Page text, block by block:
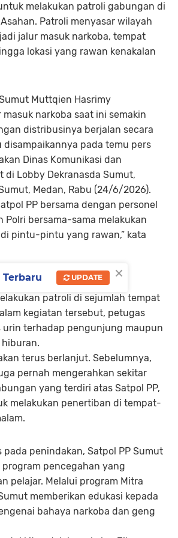
melakukan patroli gabungan di
Patroli menyasar wilayah
jalur masuk narkoba, tempat
lokasi yang rawan kenakalan
Muttqien Hasrimy
narkoba saat ini semakin
distribusinya berjalan secara
pada temu pers
Dinas Komunikasi dan
di Lobby Dekranasda Sumut,
Medan, Rabu (24/6/2026).
PP bersama dengan personel
Polri bersama-sama melakukan
pintu-pintu yang rawan,” kata
Sumut bersama personel
patroli di sejumlah tempat
kegiatan tersebut, petugas
urin terhadap pengunjung maupun
terus berlanjut. Sebelumnya,
pernah mengerahkan sekitar
yang terdiri atas Satpol PP,
melakukan penertiban di tempat-
pada penindakan, Satpol PP Sumut
pencegahan yang
pelajar. Melalui program Mitra
memberikan edukasi kepada
bahaya narkoba dan geng
×
Terbaru UPDATE